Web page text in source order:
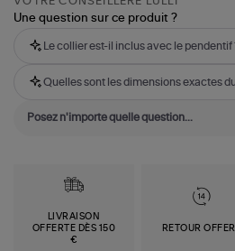
Une question sur ce produit ?
Le collier est-il inclus avec le pendentif
Quelles sont les dimensions exactes
LIVRAISON
OFFERTE DÈS 150
€
RETOUR